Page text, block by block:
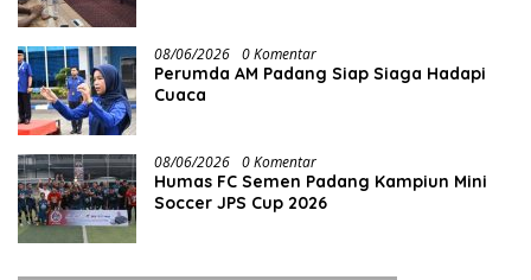
08/06/2026 0 Komentar
Perumda AM Padang Siap Siaga Hadapi
Cuaca
08/06/2026 0 Komentar
Humas FC Semen Padang Kampiun Mini
Soccer JPS Cup 2026